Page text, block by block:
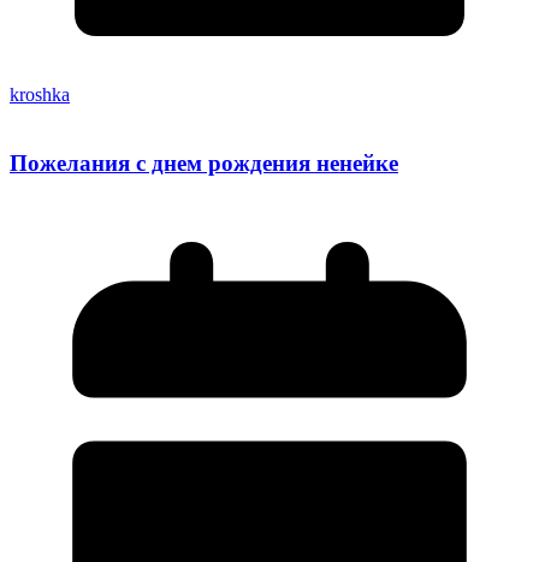
kroshka
Пожелания с днем рождения ненейке